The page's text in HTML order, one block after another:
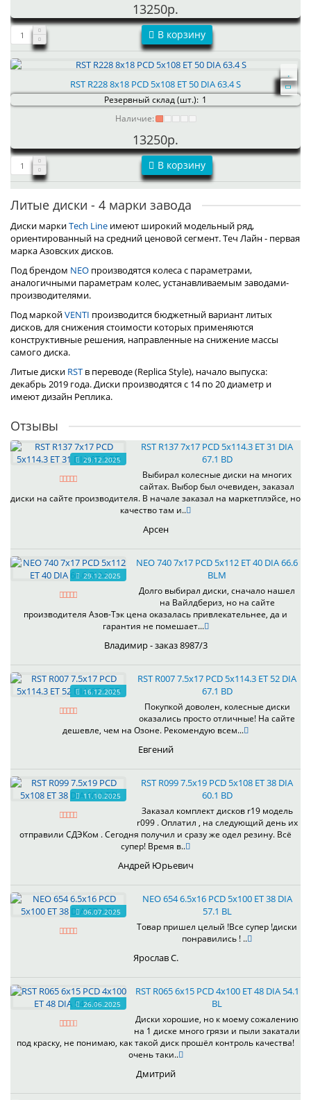
13250р.
В корзину
RST R228 8x18 PCD 5x108 ET 50 DIA 63.4 S
Резервный склад (шт.): 1
Наличие:
13250р.
В корзину
Литые диски - 4 марки завода
Диски маркиTech Line имеют широкий модельный ряд,
ориентированный на средний ценовой сегмент. Теч Лайн - первая
марка Азовских дисков.
Под брендом NEO производятся колеса с параметрами,
аналогичными параметрам колес, устанавливаемым заводами-
производителями.
Под маркойVENTI производится бюджетный вариант литых
дисков, для снижения стоимости которых применяются
конструктивные решения, направленные на снижение массы
самого диска.
Литые диски RST в переводе (Replica Style), начало выпуска:
декабрь 2019 года. Диски производятся с 14 по 20 диаметр и
имеют дизайн Реплика.
Отзывы
29.12.2025
RST R137 7x17 PCD 5x114.3 ET 31 DIA
67.1 BD
Выбирал колесные диски на многих
сайтах. Выбор был очевиден, заказал
диски на сайте производителя. В начале заказал на маркетплэйсе, но
качество там и..
Арсен
29.12.2025
NEO 740 7x17 PCD 5x112 ET 40 DIA 66.6
BLM
Долго выбирал диски, сначало нашел
на Вайлдбериз, но на сайте
производителя Азов-Тэк цена оказалась привлекательнее, да и
гарантия не помешает...
Владимир - заказ 8987/3
16.12.2025
RST R007 7.5x17 PCD 5x114.3 ET 52 DIA
67.1 BD
Покупкой доволен, колесные диски
оказались просто отличные! На сайте
дешевле, чем на Озоне. Рекомендую всем...
Евгений
11.10.2025
RST R099 7.5x19 PCD 5x108 ET 38 DIA
60.1 BD
Заказал комплект дисков r19 модель
r099 . Оплатил , на следующий день их
отправили СДЭКом . Сегодня получил и сразу же одел резину. Всё
супер! Время в..
Андрей Юрьевич
06.07.2025
NEO 654 6.5x16 PCD 5x100 ET 38 DIA
57.1 BL
Товар пришел целый !Все супер !диски
понравились ! ..
Ярослав С.
26.06.2025
RST R065 6x15 PCD 4x100 ET 48 DIA 54.1
BL
Диски хорошие, но к моему сожалению
на 1 диске много грязи и пыли закатали
под краску, не понимаю, как такой диск прошёл контроль качества!
очень таки..
Дмитрий